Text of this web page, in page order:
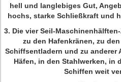
hell und langlebiges Gut,
hochs, starke Schließkraft und
3. Die vier Seil-
zu den Hafenkränen, zu
Schiffsentladern und zu anderer
Häfen, in den Stahlwerken, in
Schiffen weit